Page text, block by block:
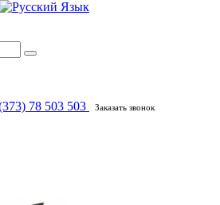
78 503 503
Заказать звонок